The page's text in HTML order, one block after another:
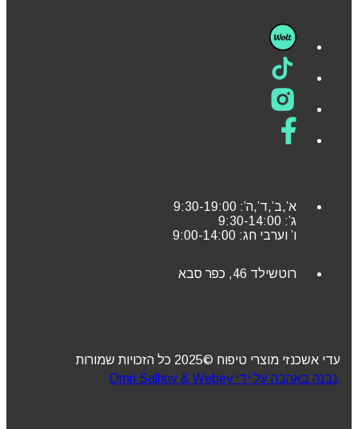
א’,ב’,ד’,ה’: 9:30-19:00
ג’: 9:30-14:00
ו’ וערבי חג: 9:00-14:00
רוטשילד 46, כפר סבא
עדי אשכנזי מוצרי טיפוח ©2025 כל הזכויות שמורות
נבנה באהבה על ידי Omri Salhov & Webey